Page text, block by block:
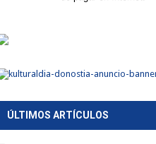
ÚLTIMOS ARTÍCULOS